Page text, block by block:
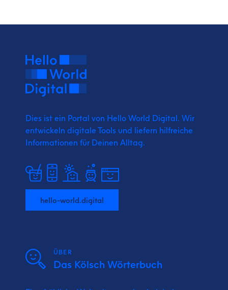
Dies ist ein Portal von Hello World Digital. Wir
entwickeln digitale Tools und liefern hilfreiche
Informationen für Deinen Alltag.
hello-world.digital
ÜBER
Das Kölsch Wörterbuch